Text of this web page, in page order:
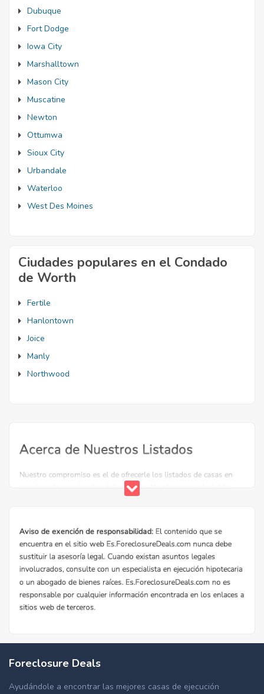
Dubuque
Fort Dodge
Iowa City
Marshalltown
Mason City
Muscatine
Newton
Ottumwa
Sioux City
Urbandale
Waterloo
West Des Moines
Ciudades populares en el Condado
de Worth
Fertile
Hanlontown
Joice
Manly
Northwood
Foreclosure Deals
Ayudándole a encontrar las mejores casas de ejecución